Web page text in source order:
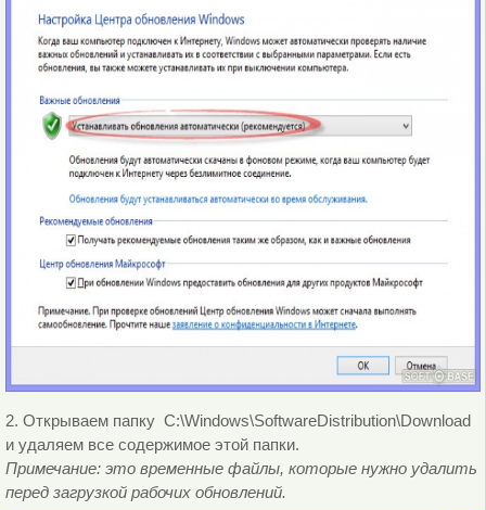
2. Открываем папку C:\Windows\SoftwareDistribution\Download
и удаляем все содержимое этой папки.
Примечание: это временные файлы, которые нужно удалить
перед загрузкой рабочих обновлений.